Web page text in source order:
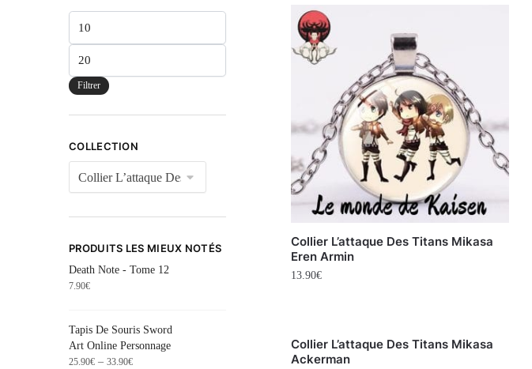
Collier L’attaque Des Titans Mikasa
Eren Armin
13.90€
Collier L’attaque Des Titans Mikasa
Ackerman
Filtrer
COLLECTION
PRODUITS LES MIEUX NOTÉS
Death Note - Tome 12
7.90€
Tapis De Souris Sword
Art Online Personnage
25.90€ – 33.90€